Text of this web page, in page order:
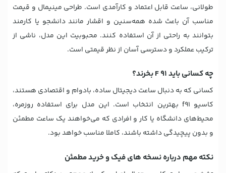
طولانی، ساعت قابل اعتماد و کارآمدی است. طراحی مینیمال و قیمت
مناسب آن باعث شده همه‌سنین و اقشار مانند دانشجو یا کارمند
بتوانند به راحتی از آن استفاده کنند. محبوبیت این مدل، ناشی از
ترکیب عملکرد و دسترسی آسان از نظر قیمتی است.
چه کسانی باید F 91 بخرند؟
کسانی که به دنبال ساعت دیجیتال ساده، بادوام و اقتصادی هستند،
کاسیو f91 بهترین انتخاب است. این مدل برای استفاده روزمره،
محیط‌های دانشگاه یا کار و افرادی که می‌خواهند یک ساعت مطمئن
و بدون پیچیدگی داشته باشند، کاملا مناسب خواهد بود.
نکته مهم درباره نسخه های فیک و خرید مطمئن